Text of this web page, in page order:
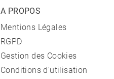
A PROPOS
Mentions Légales
RGPD
Gestion des Cookies
Conditions d'utilisation